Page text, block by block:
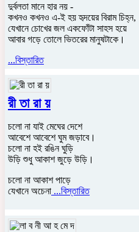
দুর্বলতা মানে হার নয় -
কখনও কখনও এ-ই হয় হৃদয়ের বিরাম চিহ্ন,
যেখানে চোখের জল একফোঁটা সাহস হয়ে
আবার গড়ে তোলে ভিতরের মানুষটাকে।
...বিস্তারিত
রী তা রা য়
চলো না যাই মেঘের দেশে
আবেশে আবেশে ঘুম জড়াবে।
চলো না হই রঙিন ঘুড়ি
উড়ি শুধু আকাশ জুড়ে উড়ি।
চলো না আকাশ পাড়ে
যেখানে অচেনা ...বিস্তারিত